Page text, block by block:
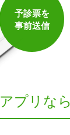
予診票を
事前送信
アプリな